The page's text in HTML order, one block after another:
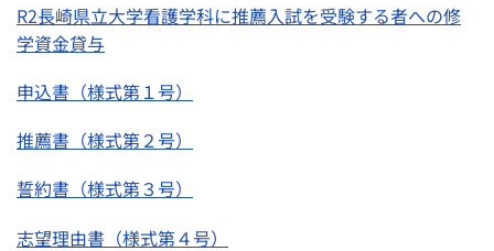
R2長崎県立大学看護学科に推薦入試を受験する者への修
学資金貸与
申込書（様式第１号）
推薦書（様式第２号）
誓約書（様式第３号）
志望理由書（様式第４号）